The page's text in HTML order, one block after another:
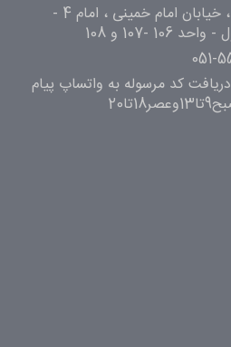
خـراسان رضوی کاشمـر ، خیابان امام خمینی ، امام 4 -
-107 و 108
051-
- برای دریافت کد مرسوله به واتساپ پیام